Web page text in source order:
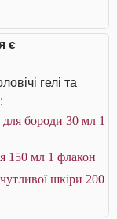
є
гелі та
для бороди 30 мл 1
150 мл 1 флакон
шкіри 200